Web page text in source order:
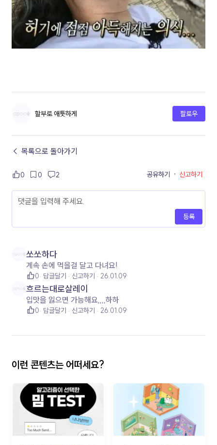
할부로 애틋하게 팔로우
← 목록으로 돌아가기
0 0 2 공유하기 · 신고하기
등록
쏘쏘하다
계속 손에 먹을걸 달고 다녀요!
0 답글달기 신고하기 26.01.09
흐르는대로살레이
입맛을 잃으면 가능해요,,,,하하
0 답글달기 신고하기 26.01.09
이런 콘텐츠는 어떠세요?